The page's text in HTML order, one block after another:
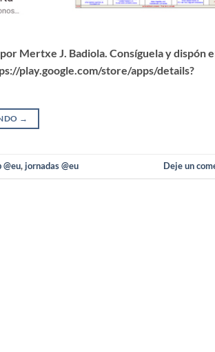
Mertxe J. Badiola. Consíguela y dispón
play.google.com/store/apps/details?
→
@eu,jornadas @eu Deje un